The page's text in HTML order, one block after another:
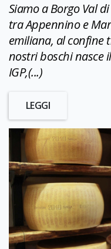
Siamo a Borgo Val
tra Appennino e
emiliana, al confine
nostri boschi nasce
IGP,(...)
LEGGI